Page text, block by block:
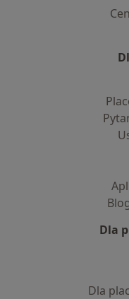
Dla
Dla